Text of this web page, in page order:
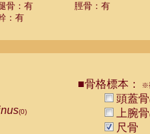
骨：有
脛骨：有
：有
(0)
■骨格標本： ※
頭蓋骨
上腕骨
尺骨